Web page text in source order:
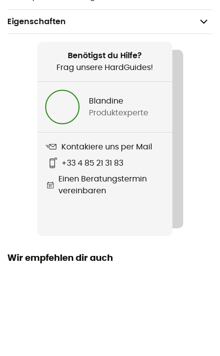
Eigenschaften
W's Upswell Bottoms
Neu mit Etiketten
Benötigst du Hilfe?
Frag unsere HardGuides!
Blandine
Produktexperte
Kontakiere uns per Mail
+33 4 85 21 31 83
Einen Beratungstermin
vereinbaren
Wir empfehlen dir auch